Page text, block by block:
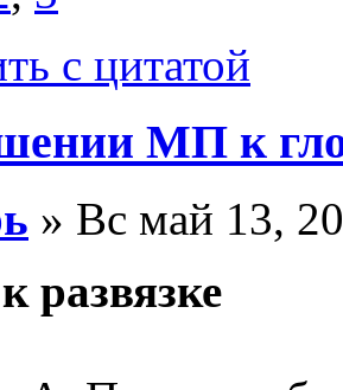
с цитатой
МП к
» Вс май 13,
развязке